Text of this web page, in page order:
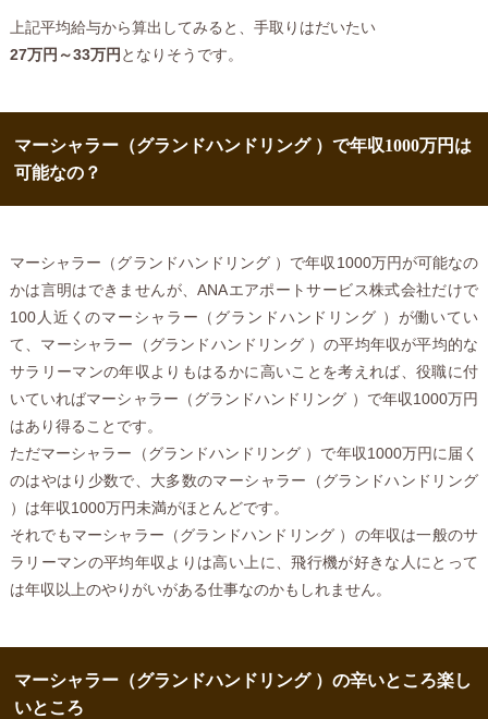
上記平均給与から算出してみると、手取りはだいたい
27万円～33万円 となりそうです。
マーシャラー（グランドハンドリング ）で年収1000万円は
可能なの？
マーシャラー（グランドハンドリング ）で年収1000万円が可能なの
かは言明はできませんが、ANAエアポートサービス株式会社だけで
100人近くのマーシャラー（グランドハンドリング ）が働いてい
て、マーシャラー（グランドハンドリング ）の平均年収が平均的な
サラリーマンの年収よりもはるかに高いことを考えれば、役職に付
いていればマーシャラー（グランドハンドリング ）で年収1000万円
はあり得ることです。
ただマーシャラー（グランドハンドリング ）で年収1000万円に届く
のはやはり少数で、大多数のマーシャラー（グランドハンドリング
）は年収1000万円未満がほとんどです。
それでもマーシャラー（グランドハンドリング ）の年収は一般のサ
ラリーマンの平均年収よりは高い上に、飛行機が好きな人にとって
は年収以上のやりがいがある仕事なのかもしれません。
マーシャラー（グランドハンドリング ）の辛いところ楽し
いところ